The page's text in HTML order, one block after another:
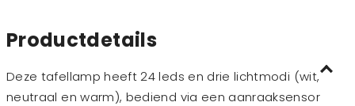
Productdetails
Deze tafellamp heeft 24 leds en drie lichtmodi (wit,
neutraal en warm), bediend via een aanraaksensor